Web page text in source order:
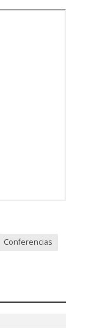
Conferencias